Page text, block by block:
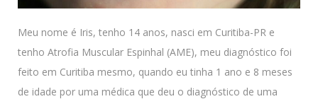
Meu nome é Iris, tenho 14 anos, nasci em Curitiba-PR e
tenho Atrofia Muscular Espinhal (AME), meu diagnóstico foi
feito em Curitiba mesmo, quando eu tinha 1 ano e 8 meses
de idade por uma médica que deu o diagnóstico de uma